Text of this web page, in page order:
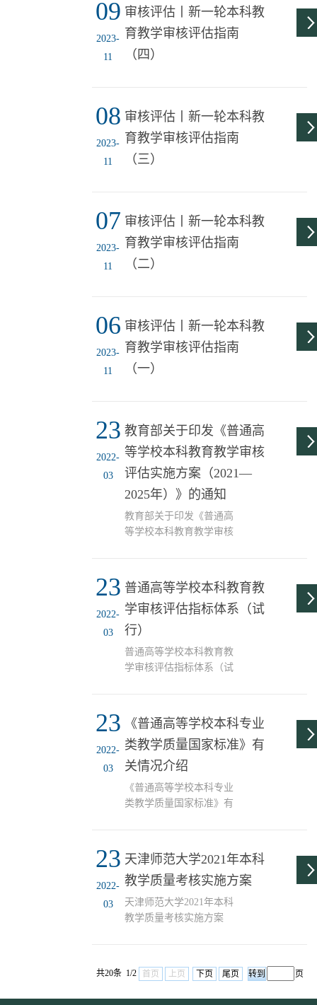
09
2023-
11
审核评估丨新一轮本科教
育教学审核评估指南
（四）
08
2023-
11
审核评估丨新一轮本科教
育教学审核评估指南
（三）
07
2023-
11
审核评估丨新一轮本科教
育教学审核评估指南
（二）
06
2023-
11
审核评估丨新一轮本科教
育教学审核评估指南
（一）
23
2022-
03
教育部关于印发《普通高
等学校本科教育教学审核
评估实施方案（2021—
2025年）》的通知
教育部关于印发《普通高
等学校本科教育教学审核
23
2022-
03
普通高等学校本科教育教
学审核评估指标体系（试
行）
普通高等学校本科教育教
学审核评估指标体系（试
23
2022-
03
《普通高等学校本科专业
类教学质量国家标准》有
关情况介绍
《普通高等学校本科专业
类教学质量国家标准》有
23
2022-
03
天津师范大学2021年本科
教学质量考核实施方案
天津师范大学2021年本科
教学质量考核实施方案
共20条 1/2 首页 上页 下页 尾页 页